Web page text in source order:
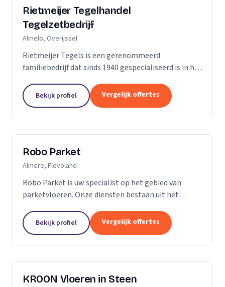
Rietmeijer Tegelhandel
Tegelzetbedrijf
Almelo, Overijssel
Rietmeijer Tegels is een gerenommeerd
familiebedrijf dat sinds 1940 gespecialiseerd is in het
Met een rijke geschiedenis en een passie voor...
Bekijk profiel Vergelijk offertes
Robo Parket
Almere, Flevoland
Robo Parket is uw specialist op het gebied van
parketvloeren. Onze diensten bestaan uit het
parketvloeren. Voor ons is elke parketvloer uniek en
verdient daarom...
Bekijk profiel Vergelijk offertes
KROON Vloeren in Steen